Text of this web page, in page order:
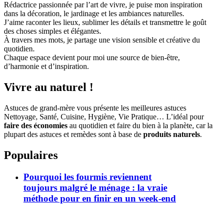
Rédactrice passionnée par l’art de vivre, je puise mon inspiration
dans la décoration, le jardinage et les ambiances naturelles.
J’aime raconter les lieux, sublimer les détails et transmettre le goût
des choses simples et élégantes.
À travers mes mots, je partage une vision sensible et créative du
quotidien.
Chaque espace devient pour moi une source de bien-être,
d’harmonie et d’inspiration.
Vivre au naturel !
Astuces de grand-mère vous présente les meilleures astuces
Nettoyage, Santé, Cuisine, Hygiène, Vie Pratique… L’idéal pour
faire des économies au quotidien et faire du bien à la planète, car la
plupart des astuces et remèdes sont à base de produits naturels.
Populaires
Pourquoi les fourmis reviennent
toujours malgré le ménage : la vraie
méthode pour en finir en un week-end